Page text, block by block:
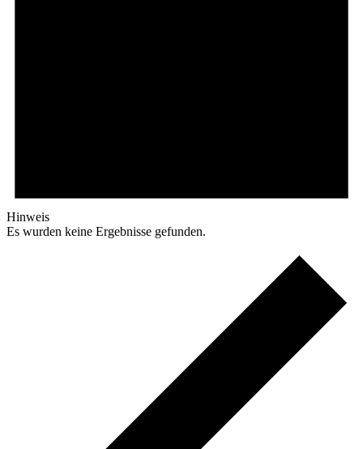
Hinweis
Es wurden keine Ergebnisse gefunden.